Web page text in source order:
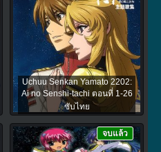
Uchuu Senkan Yamato 2202:
Ai no Senshi-tachi ตอนที่ 1-26
ซับไทย
จบแล้ว